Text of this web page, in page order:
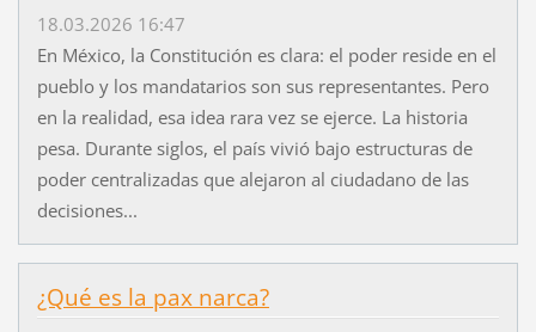
18.03.2026 16:47
En México, la Constitución es clara: el poder reside en el
pueblo y los mandatarios son sus representantes. Pero
en la realidad, esa idea rara vez se ejerce. La historia
pesa. Durante siglos, el país vivió bajo estructuras de
poder centralizadas que alejaron al ciudadano de las
decisiones...
¿Qué es la pax narca?